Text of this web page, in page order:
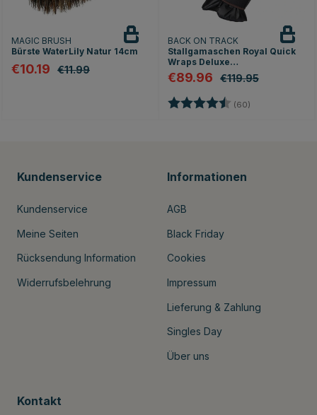
MAGIC BRUSH
Bürste WaterLily Natur 14cm
€10.19 €11.99
BACK ON TRACK
Stallgamaschen Royal Quick
Wraps Deluxe
Schwarz/Braun
€89.96 €119.95
Bewertung: (60)
Kundenservice
Kundenservice
Meine Seiten
Rücksendung Information
Widerrufsbelehrung
Informationen
AGB
Black Friday
Cookies
Impressum
Lieferung & Zahlung
Singles Day
Über uns
Kontakt